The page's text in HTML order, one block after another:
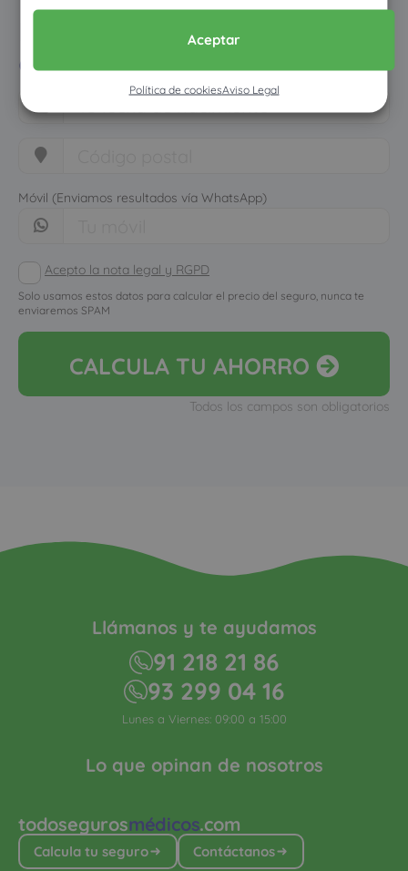
Aceptar
Política de cookiesAviso Legal
Pon tus datos y descubre
cuánto dinero ahorrarías
Móvil (Enviamos resultados vía WhatsApp)
Acepto la nota legal y RGPD
Solo usamos estos datos para calcular el precio del seguro, nunca te
enviaremos SPAM
CALCULA TU AHORRO
Todos los campos son obligatorios
todosegurosmédicos.com
Calcula tu seguro Contáctanos
Lo que opinan de nosotros
Llámanos y te ayudamos
91 218 21 86
93 299 04 16
Lunes a Viernes: 09:00 a 15:00